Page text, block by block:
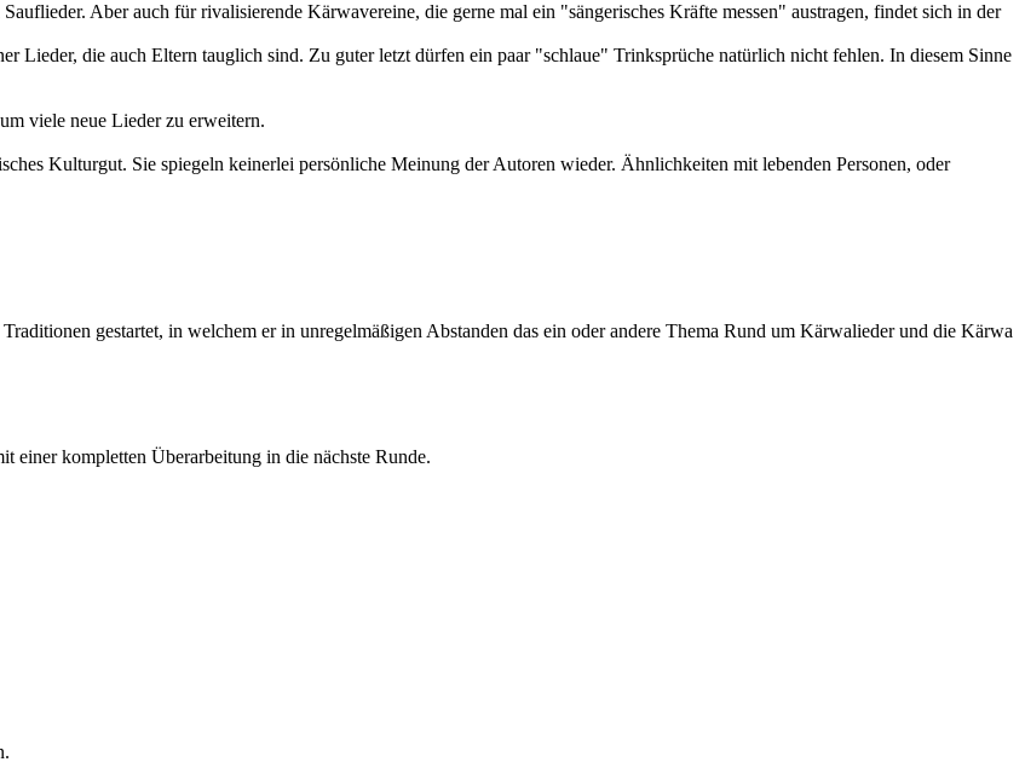
Sauflieder. Aber auch für rivalisierende Kärwavereine, die gerne mal ein "sängerisches Kräfte messen" austragen, findet sich in der
Lieder, die auch Eltern tauglich sind. Zu guter letzt dürfen ein paar "schlaue" Trinksprüche natürlich nicht fehlen. In diesem Sinne
viele neue Lieder zu erweitern.
Kulturgut. Sie spiegeln keinerlei persönliche Meinung der Autoren wieder. Ähnlichkeiten mit lebenden Personen, oder
gestartet, in welchem er in unregelmäßigen Abstanden das ein oder andere Thema Rund um Kärwalieder und die Kärwa
einer kompletten Überarbeitung in die nächste Runde.